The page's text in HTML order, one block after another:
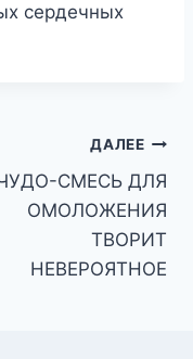
cepдeчных
ДАЛЕЕ
СМЕСЬ ДЛЯ
ОМОЛОЖЕНИЯ
ТВОРИТ
НЕВЕРОЯТНОЕ